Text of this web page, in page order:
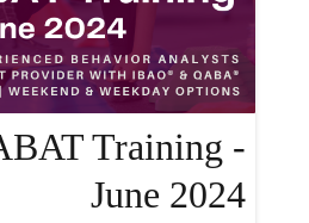
Training -
June 2024